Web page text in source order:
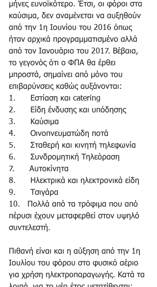
μήνες ευνοϊκότερο. Έτσι, οι φόροι στα
καύσιμα, δεν αναμένεται να αυξηθούν
από την 1η Ιουνίου του 2016 όπως
ήταν αρχικά προγραμματισμένο αλλά
από τον Ιανουάριο του 2017. Βέβαια,
το γεγονός ότι ο ΦΠΑ θα έρθει
μπροστά, σημαίνει από μόνο του
επιβαρύνσεις καθώς αυξάνονται:
1.      Εστίαση και catering
2.      Είδη ένδυσης και υπόδησης
3.      Καύσιμα
4.      Οινοπνευματώδη ποτά
5.      Σταθερή και κινητή τηλεφωνία
6.      Συνδρομητική Τηλεόραση
7.      Αυτοκίνητα
8.      Ηλεκτρικά και ηλεκτρονικά είδη
9.      Τσιγάρα
10.   Πολλά από τα τρόφιμα που από
πέρυσι έχουν μεταφερθεί στον υψηλό
συντελεστή.
Πιθανή είναι και η αύξηση από την 1η
Ιουλίου του φόρου στο φυσικό αέριο
για χρήση ηλεκτροπαραγωγής. Κατά τα